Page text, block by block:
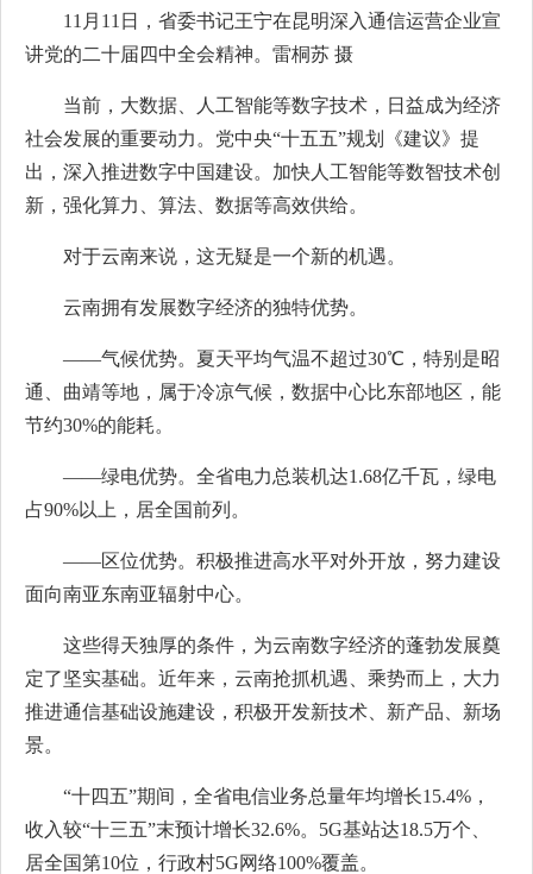
11月11日，省委书记王宁在昆明深入通信运营企业宣
讲党的二十届四中全会精神。雷桐苏 摄
当前，大数据、人工智能等数字技术，日益成为经济
社会发展的重要动力。党中央“十五五”规划《建议》提
出，深入推进数字中国建设。加快人工智能等数智技术创
新，强化算力、算法、数据等高效供给。
对于云南来说，这无疑是一个新的机遇。
云南拥有发展数字经济的独特优势。
——气候优势。夏天平均气温不超过30℃，特别是昭
通、曲靖等地，属于冷凉气候，数据中心比东部地区，能
节约30%的能耗。
——绿电优势。全省电力总装机达1.68亿千瓦，绿电
占90%以上，居全国前列。
——区位优势。积极推进高水平对外开放，努力建设
面向南亚东南亚辐射中心。
这些得天独厚的条件，为云南数字经济的蓬勃发展奠
定了坚实基础。近年来，云南抢抓机遇、乘势而上，大力
推进通信基础设施建设，积极开发新技术、新产品、新场
景。
“十四五”期间，全省电信业务总量年均增长15.4%，
收入较“十三五”末预计增长32.6%。5G基站达18.5万个、
居全国第10位，行政村5G网络100%覆盖。